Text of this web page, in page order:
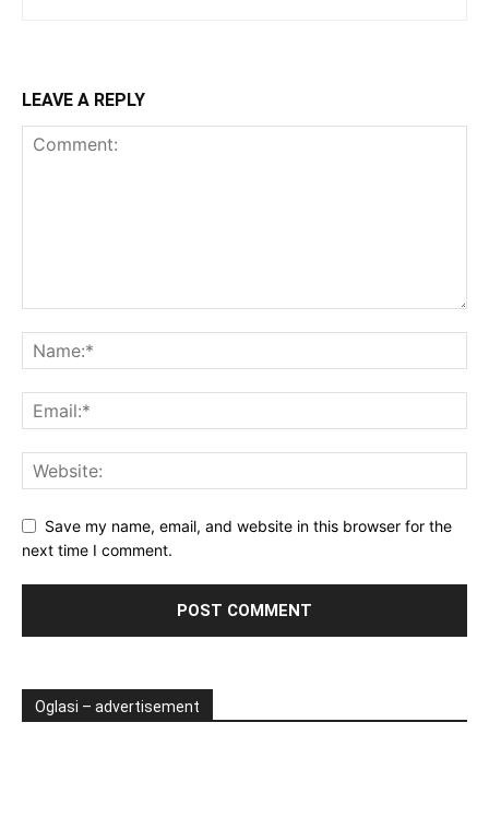
LEAVE A REPLY
Save my name, email, and website in this browser for the
next time I comment.
Oglasi – advertisement